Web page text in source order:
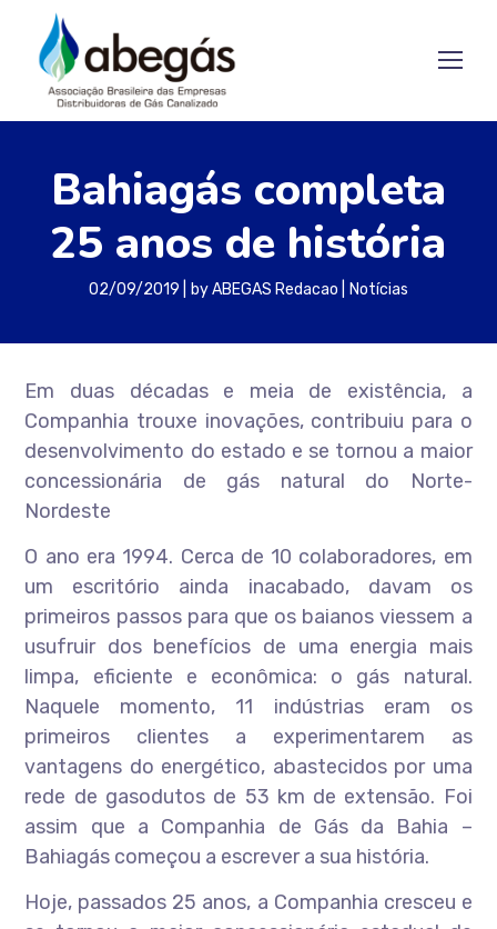
Bahiagás completa
25 anos de história
02/09/2019 byABEGAS Redacao Notícias
Em duas décadas e meia de existência, a
Companhia trouxe inovações, contribuiu para o
desenvolvimento do estado e se tornou a maior
concessionária de gás natural do Norte-
Nordeste
O ano era 1994. Cerca de 10 colaboradores, em
um escritório ainda inacabado, davam os
primeiros passos para que os baianos viessem a
usufruir dos benefícios de uma energia mais
limpa, eficiente e econômica: o gás natural.
Naquele momento, 11 indústrias eram os
primeiros clientes a experimentarem as
vantagens do energético, abastecidos por uma
rede de gasodutos de 53 km de extensão. Foi
assim que a Companhia de Gás da Bahia –
Bahiagás começou a escrever a sua história.
Hoje, passados 25 anos, a Companhia cresceu e